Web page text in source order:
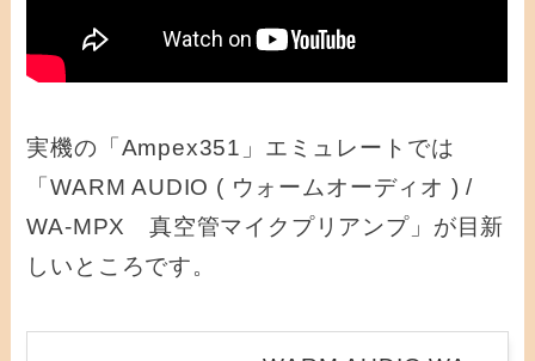
実機の「Ampex351」エミュレートでは
「WARM AUDIO ( ウォームオーディオ ) /
WA-MPX 真空管マイクプリアンプ」が目新
しいところです。